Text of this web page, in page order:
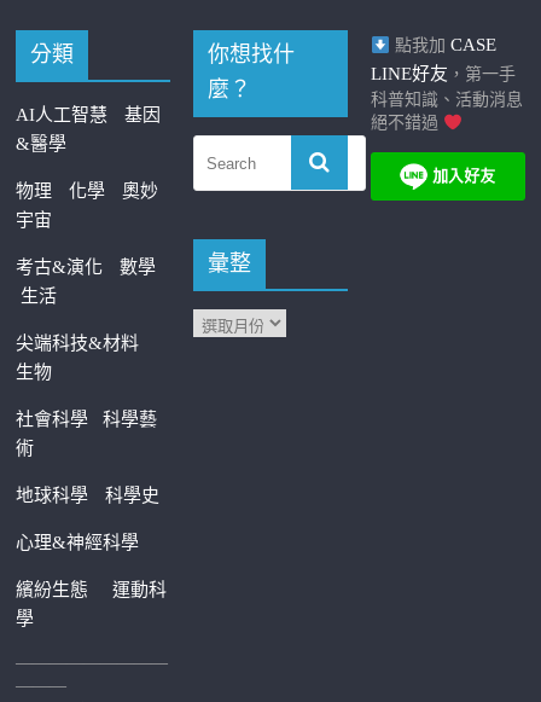
分類
AI人工智慧
基因
&醫學
物理 化學
奧妙
宇宙
考古&演化
數學
生活
尖端科技&材料
生物
社會科學科學藝
術
地球科學 科學史
心理&神經科學
繽紛生態運動科
學
—————————
———
你想找什
麼？
彙整
點我加 CASE
LINE好友 ，第一手
科普知識、活動消息
絕不錯過